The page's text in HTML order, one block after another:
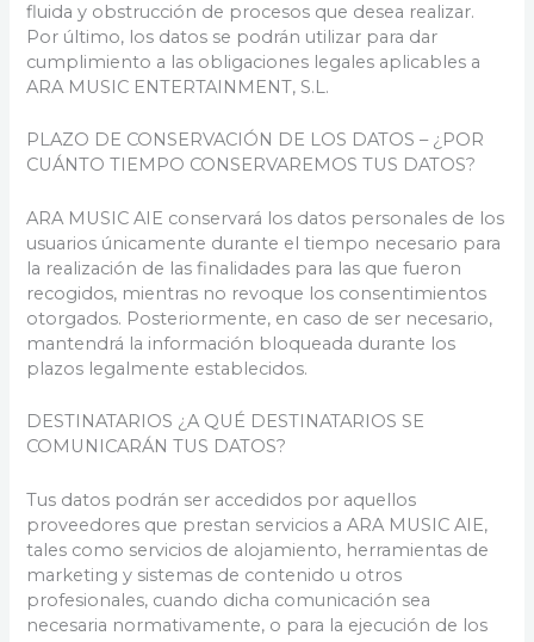
fluida y obstrucción de procesos que desea realizar.
Por último, los datos se podrán utilizar para dar
cumplimiento a las obligaciones legales aplicables a
ARA MUSIC ENTERTAINMENT, S.L.
PLAZO DE CONSERVACIÓN DE LOS DATOS – ¿POR
CUÁNTO TIEMPO CONSERVAREMOS TUS DATOS?
ARA MUSIC AIE conservará los datos personales de los
usuarios únicamente durante el tiempo necesario para
la realización de las finalidades para las que fueron
recogidos, mientras no revoque los consentimientos
otorgados. Posteriormente, en caso de ser necesario,
mantendrá la información bloqueada durante los
plazos legalmente establecidos.
DESTINATARIOS ¿A QUÉ DESTINATARIOS SE
COMUNICARÁN TUS DATOS?
Tus datos podrán ser accedidos por aquellos
proveedores que prestan servicios a ARA MUSIC AIE,
tales como servicios de alojamiento, herramientas de
marketing y sistemas de contenido u otros
profesionales, cuando dicha comunicación sea
necesaria normativamente, o para la ejecución de los